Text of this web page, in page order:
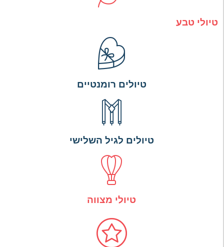
טיולי טבע
טיולים רומנטיים
טיולים לגיל השלישי
טיולי מצווה